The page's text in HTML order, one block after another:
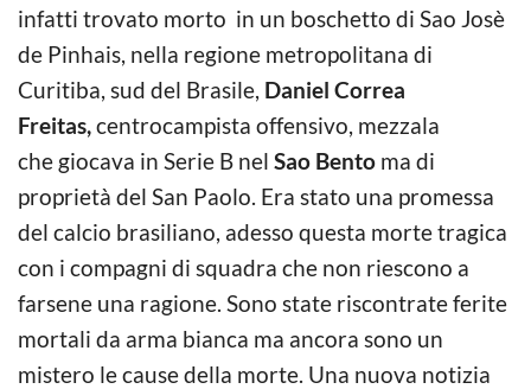
infatti trovato morto in un boschetto di Sao Josè
de Pinhais, nella regione metropolitana di
Curitiba, sud del Brasile, Daniel Correa
Freitas,centrocampista offensivo, mezzala
che giocava in Serie B nel Sao Bento ma di
proprietà del San Paolo. Era stato una promessa
del calcio brasiliano, adesso questa morte tragica
con i compagni di squadra che non riescono a
farsene una ragione. Sono state riscontrate ferite
mortali da arma bianca ma ancora sono un
mistero le cause della morte. Una nuova notizia